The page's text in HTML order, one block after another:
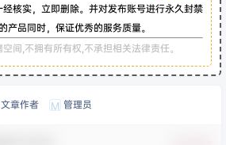
经核实，立即删除。并对发布账号进行永久封禁
产品同时，保证优秀的服务质量。
间,不拥有所有权,不承担相关法律责任。
文章作者 M 管理员